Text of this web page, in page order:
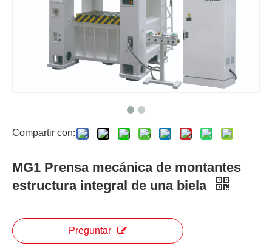
Compartir con:
MG1 Prensa mecánica de montantes
estructura integral de una biela
Preguntar